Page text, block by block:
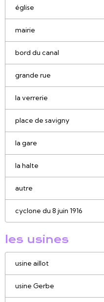
église
mairie
bord du canal
grande rue
la verrerie
place de savigny
la gare
la halte
autre
cyclone du 8 juin 1916
les usines
usine aillot
usine Gerbe